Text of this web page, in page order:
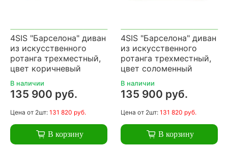
4SIS "Барселона" диван
из искусственного
ротанга трехместный,
цвет коричневый
В наличии
135 900 руб.
Цена от 2шт: 131 820 руб.
В корзину
4SIS "Барселона" диван
из искусственного
ротанга трехместный,
цвет соломенный
В наличии
135 900 руб.
Цена от 2шт: 131 820 руб.
В корзину